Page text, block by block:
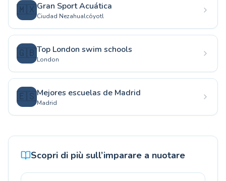
🇲🇽Gran Sport Acuática
Ciudad Nezahualcóyotl
🇬🇧Top London swim schools
London
🇪🇸Mejores escuelas de Madrid
Madrid
Scopri di più sull’imparare a nuotare